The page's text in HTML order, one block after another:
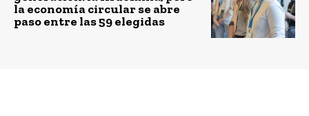
la economía circular se abre
paso entre las 59 elegidas